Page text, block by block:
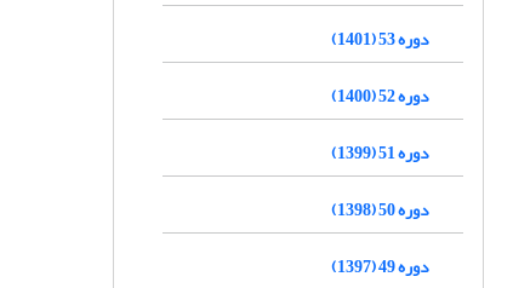
دوره 53 (1401)
دوره 52 (1400)
دوره 51 (1399)
دوره 50 (1398)
دوره 49 (1397)